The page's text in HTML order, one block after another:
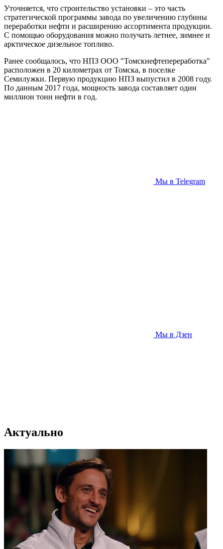
Уточняется, что строительство установки – это часть
стратегической программы завода по увеличению глубины
переработки нефти и расширению ассортимента продукции.
С помощью оборудования можно получать летнее, зимнее и
арктическое дизельное топливо.
Ранее сообщалось, что НПЗ ООО "Томскнефтепереработка"
расположен в 20 километрах от Томска, в поселке
Семилужки. Первую продукцию НПЗ выпустил в 2008 году.
По данным 2017 года, мощность завода составляет один
миллион тонн нефти в год.
Мы в Telegram
Мы в Дзен
Актуально